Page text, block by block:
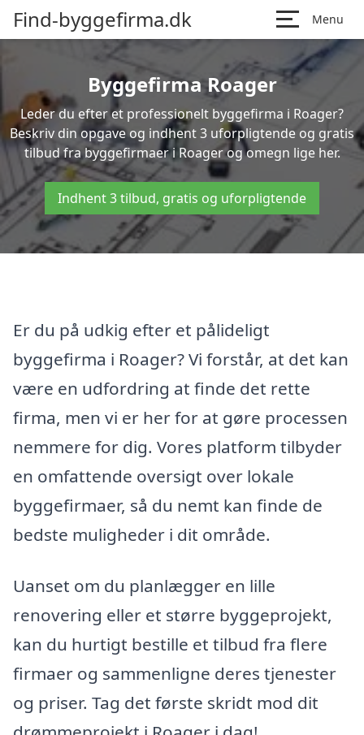
Find-byggefirma.dk Menu
Byggefirma Roager
Leder du efter et professionelt byggefirma i Roager?
Beskriv din opgave og indhent 3 uforpligtende og gratis
tilbud fra byggefirmaer i Roager og omegn lige her.
Indhent 3 tilbud, gratis og uforpligtende
Er du på udkig efter et pålideligt
byggefirma i Roager? Vi forstår, at det kan
være en udfordring at finde det rette
firma, men vi er her for at gøre processen
nemmere for dig. Vores platform tilbyder
en omfattende oversigt over lokale
byggefirmaer, så du nemt kan finde de
bedste muligheder i dit område.
Uanset om du planlægger en lille
renovering eller et større byggeprojekt,
kan du hurtigt bestille et tilbud fra flere
firmaer og sammenligne deres tjenester
og priser. Tag det første skridt mod dit